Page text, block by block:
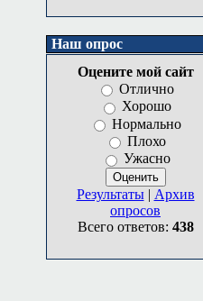
Наш опрос
Оцените мой сайт
Отлично
Хорошо
Нормально
Плохо
Ужасно
Результаты| Архив
опросов
Всего ответов: 438